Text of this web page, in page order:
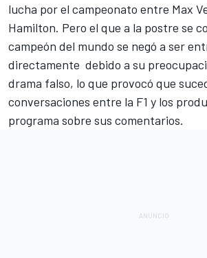
lucha por el campeonato entre Max
Hamilton. Pero el que a la postre se
campeón del mundo se negó a ser
directamente debido a su
drama falso, lo que provocó que
conversaciones entre la F1 y los
programa sobre sus comentarios.